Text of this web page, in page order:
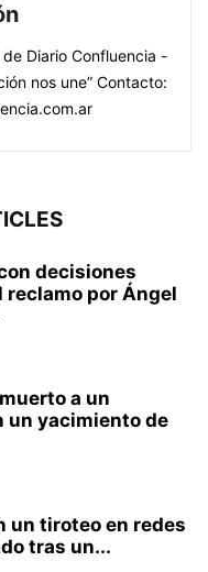
Diario Confluencia -
nos une” Contacto:
decisiones
reclamo por Ángel
a un
un yacimiento de
un tiroteo en redes
tras un...